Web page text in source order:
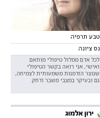
טבע תרפיה
נס ציונה
לכל אדם מסלול טיפולי מותאם
ואישי, אני רואה בקשר הטיפולי
שנוצר הזדמנות משמעותית לצמיחה,
גם ובעיקר במצבי משבר ודחק.
ירון אלמוג